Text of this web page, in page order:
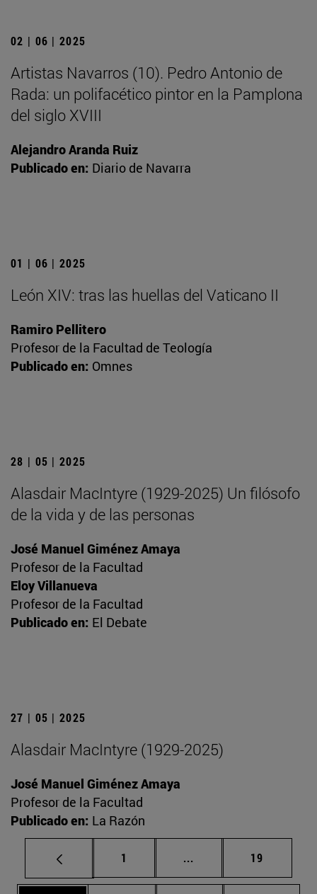
02 | 06 | 2025
Artistas Navarros (10). Pedro Antonio de
Rada: un polifacético pintor en la Pamplona
del siglo XVIII
Alejandro Aranda Ruiz
Publicado en: Diario de Navarra
01 | 06 | 2025
León XIV: tras las huellas del Vaticano II
Ramiro Pellitero
Profesor de la Facultad de Teología
Publicado en: Omnes
28 | 05 | 2025
Alasdair MacIntyre (1929-2025) Un filósofo
de la vida y de las personas
José Manuel Giménez Amaya
Profesor de la Facultad
Eloy Villanueva
Profesor de la Facultad
Publicado en: El Debate
27 | 05 | 2025
Alasdair MacIntyre (1929-2025)
José Manuel Giménez Amaya
Profesor de la Facultad
Publicado en: La Razón
Página
1 ... Páginas intermedias
Página
19